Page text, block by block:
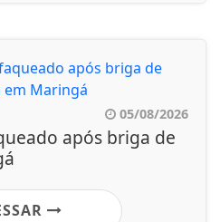
05/08/2026
após briga de